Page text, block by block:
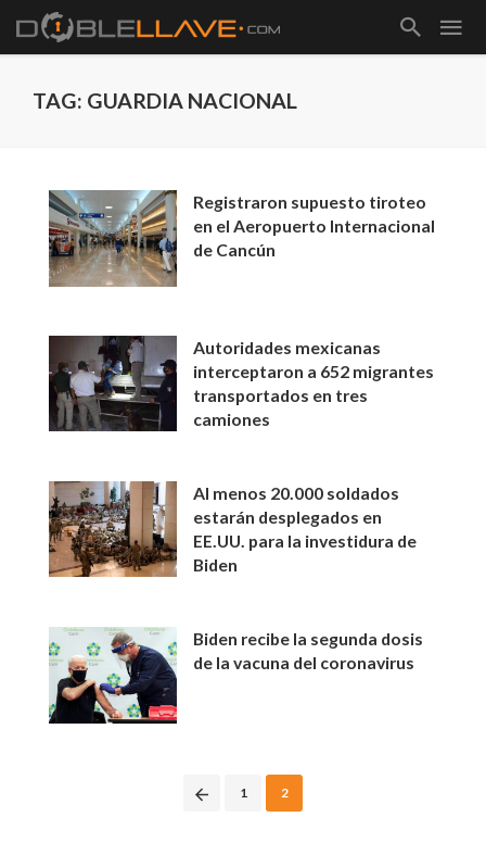
TAG: GUARDIA NACIONAL
Registraron supuesto tiroteo
en el Aeropuerto Internacional
de Cancún
Autoridades mexicanas
interceptaron a 652 migrantes
transportados en tres
camiones
Al menos 20.000 soldados
estarán desplegados en
EE.UU. para la investidura de
Biden
Biden recibe la segunda dosis
de la vacuna del coronavirus
1 2